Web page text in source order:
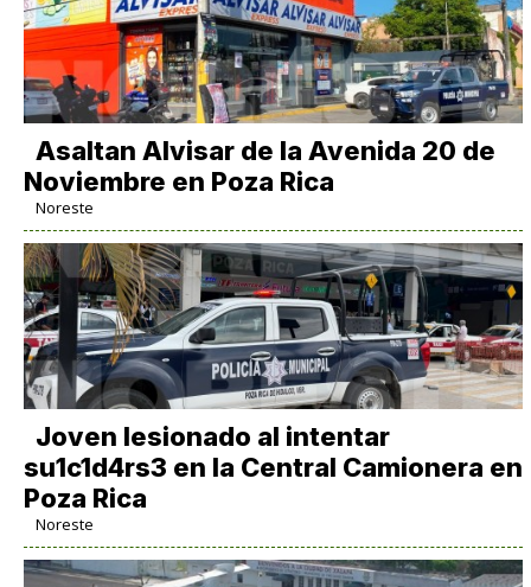
Asaltan Alvisar de la Avenida 20 de
Noviembre en Poza Rica
Noreste
Joven lesionado al intentar
su1c1d4rs3 en la Central Camionera en
Poza Rica
Noreste